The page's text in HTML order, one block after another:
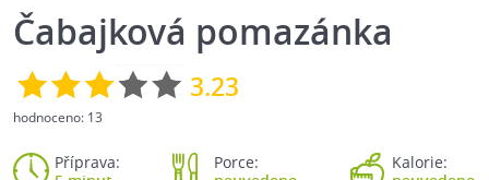
Čabajková pomazánka
3.23
hodnoceno: 13
Příprava:
Porce:
Kalorie: